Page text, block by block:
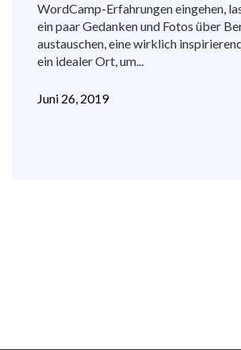
WordCamp-Erfahrungen eingehen,
ein paar Gedanken und Fotos über
austauschen, eine wirklich
ein idealer Ort, um...
Juni 26, 2019